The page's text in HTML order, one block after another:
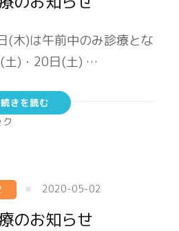
木)は午前中のみ診療とな
土)・20日(土) …
続きを読む
2020-05-02
のお知らせ